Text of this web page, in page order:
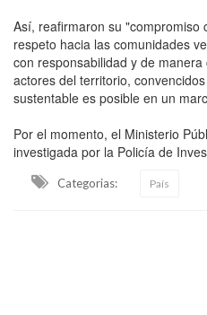
Así, reafirmaron su "compromiso
respeto hacia las comunidades
con responsabilidad y de
actores del territorio,
sustentable es posible en un
Por el momento, el Ministerio
investigada por la Policía de
Categorias: País